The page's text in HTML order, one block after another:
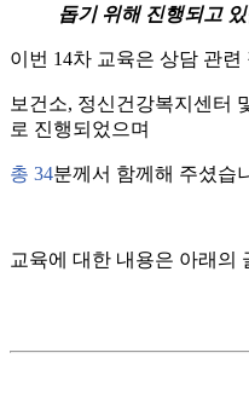
돕기 위해 진행되고
이번 14차 교육은 상담 관련
보건소, 정신건강복지센터
로 진행되었으며
총 34분께서 함께해 주셨습
교육에 대한 내용은 아래의